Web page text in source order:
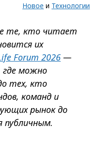
Новое и Технологии
те, кто читает
их
Forum 2026—
где можно
тех, кто
команд и
рынок до
публичным.